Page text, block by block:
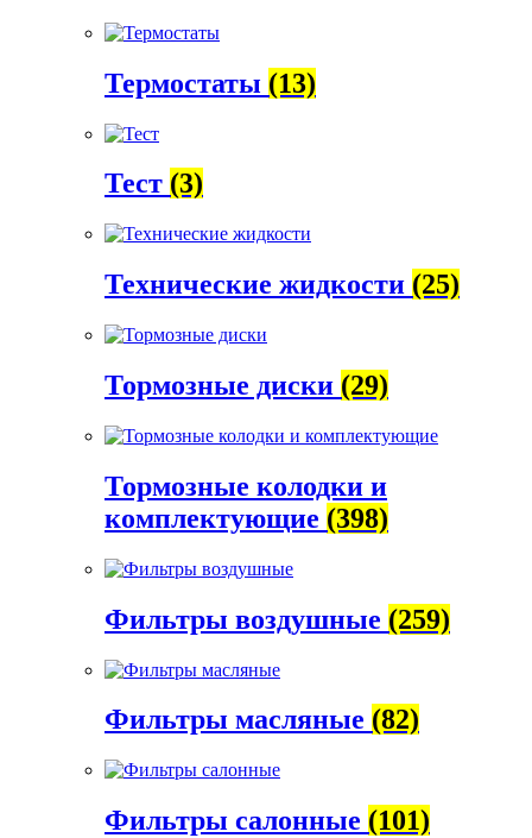
Термостаты (13)
Тест (3)
Технические жидкости (25)
Тормозные диски (29)
Тормозные колодки и
комплектующие (398)
Фильтры воздушные (259)
Фильтры масляные (82)
Фильтры салонные (101)